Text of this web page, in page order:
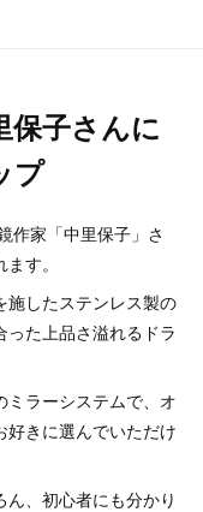
保子さんに
プ
作家「中里保子」さ
す。
施したステンレス製の
た上品さ溢れるドラ
ミラーシステムで、オ
好きに選んでいただけ
、初心者にも分かり